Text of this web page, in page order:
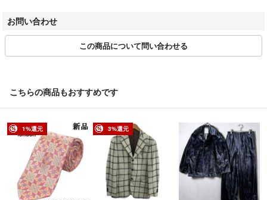
さい。
例）【商品管理ID】ITBGEGRFT8U0
・特定のお客様に対するお取り置きや専用対応は原則行っておりませ
・ご購入手続きから2営業日以内に発送いたします。
・2日後以降の受取日時指定がある場合は、コメント欄にご記入くださ
い。ご記入がない場合は、最短の指定日なしでお送りいたします。
※日曜・祝日は提携倉庫が休業となるため、発送までにお時間を頂戴す
る場合がございます。予めご了承くださいませ。
お問い合わせ
この商品について問い合わせる
こちらの商品もおすすめです
1%還元 3%還元